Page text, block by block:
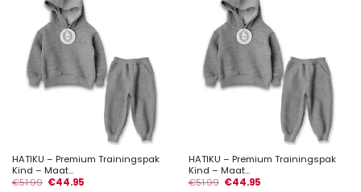
HATIKU – Premium Trainingspak
Kind – Maat...
€51.99 €44.95
HATIKU – Premium Trainingspak
Kind – Maat...
€51.99 €44.95